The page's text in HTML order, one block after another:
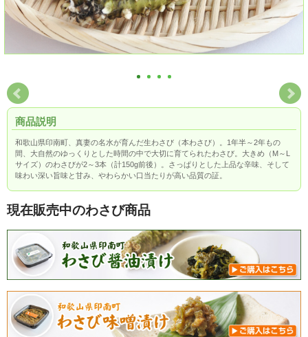
商品説明
和歌山県印南町、真妻の名水が育んだ生わさび（本わさび）。1年半～2年もの
間、大自然のゆっくりとした時間の中で大切に育てられたわさび。大きめ（M～L
サイズ）のわさびが2～3本（計150g前後）。さっぱりとした上品な辛味、そして
味わい深い旨味と甘み、やわらかい口当たりが高い品質の証。
現在販売中のわさび商品